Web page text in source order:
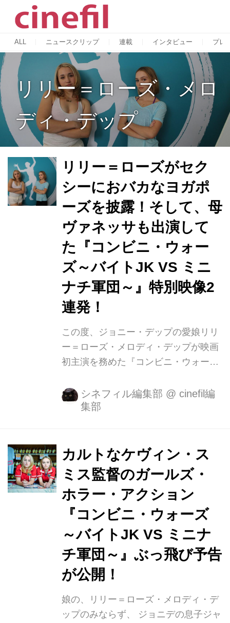
ALL ニュースクリップ 連載 インタビュー プレ
リリー＝ローズ・メロ
ディ・デップ
リリー＝ローズがセク
シーにおバカなヨガポ
ーズを披露！そして、母
ヴァネッサも出演して
た『コンビニ・ウォー
ズ～バイトJK VS ミニ
ナチ軍団～』特別映像2
連発！
この度、ジョニー・デップの愛娘リリ
ー＝ローズ・メロディ・デップが映画
初主演を務めた『コンビニ・ウォーズ
月1日（土）より新宿シネマカリテほ
か全国順次公開が決定致しました！ ジ
ップが映画初主演を務め、やる気のな
いコンビニバイト店員コリーン・コレ
ットを演じ、親友で同じコンビニでバ
イトするコリーン・マッケンジーを本
作の監督の娘であるハーレイ・クイ
ン・スミスが務めます。 監督は『チェ
イシング・エイミー』や『ドグマ』な
どでカルト的な人気を博すケヴィン・
スミス。 本作ではジョニー・デップの
出演も...
シネフィル編集部 @ cinefil編
集部
カルトなケヴィン・ス
ミス監督のガールズ・
ホラー・アクション
『コンビニ・ウォーズ
～バイトJK VS ミニナ
チ軍団～』ぶっ飛び予告
が公開！
娘の、リリー＝ローズ・メロディ・デ
ップのみならず、 ジョニデの息子ジャ